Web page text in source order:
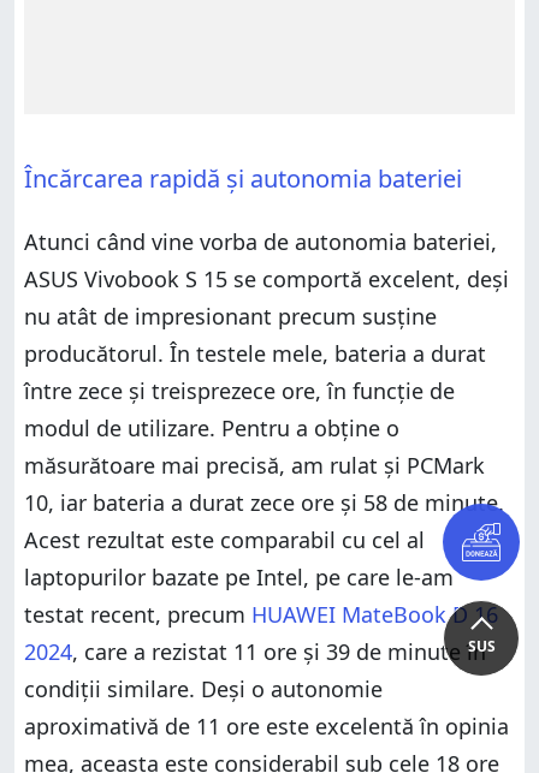
SUS
Încărcarea rapidă și autonomia bateriei
Atunci când vine vorba de autonomia bateriei,
ASUS Vivobook S 15 se comportă excelent, deși
nu atât de impresionant precum susține
producătorul. În testele mele, bateria a durat
între zece și treisprezece ore, în funcție de
modul de utilizare. Pentru a obține o
măsurătoare mai precisă, am rulat și PCMark
10, iar bateria a durat zece ore și 58 de minute.
Acest rezultat este comparabil cu cel al
laptopurilor bazate pe Intel, pe care le-am
testat recent, precum HUAWEI MateBook D 16
2024, care a rezistat 11 ore și 39 de minute în
condiții similare. Deși o autonomie
aproximativă de 11 ore este excelentă în opinia
mea, aceasta este considerabil sub cele 18 ore